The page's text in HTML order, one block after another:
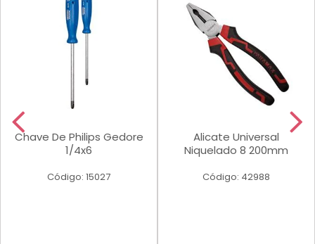
Chave De Philips Gedore
1/4x6
Código: 15027
Alicate Universal
Niquelado 8 200mm
Código: 42988